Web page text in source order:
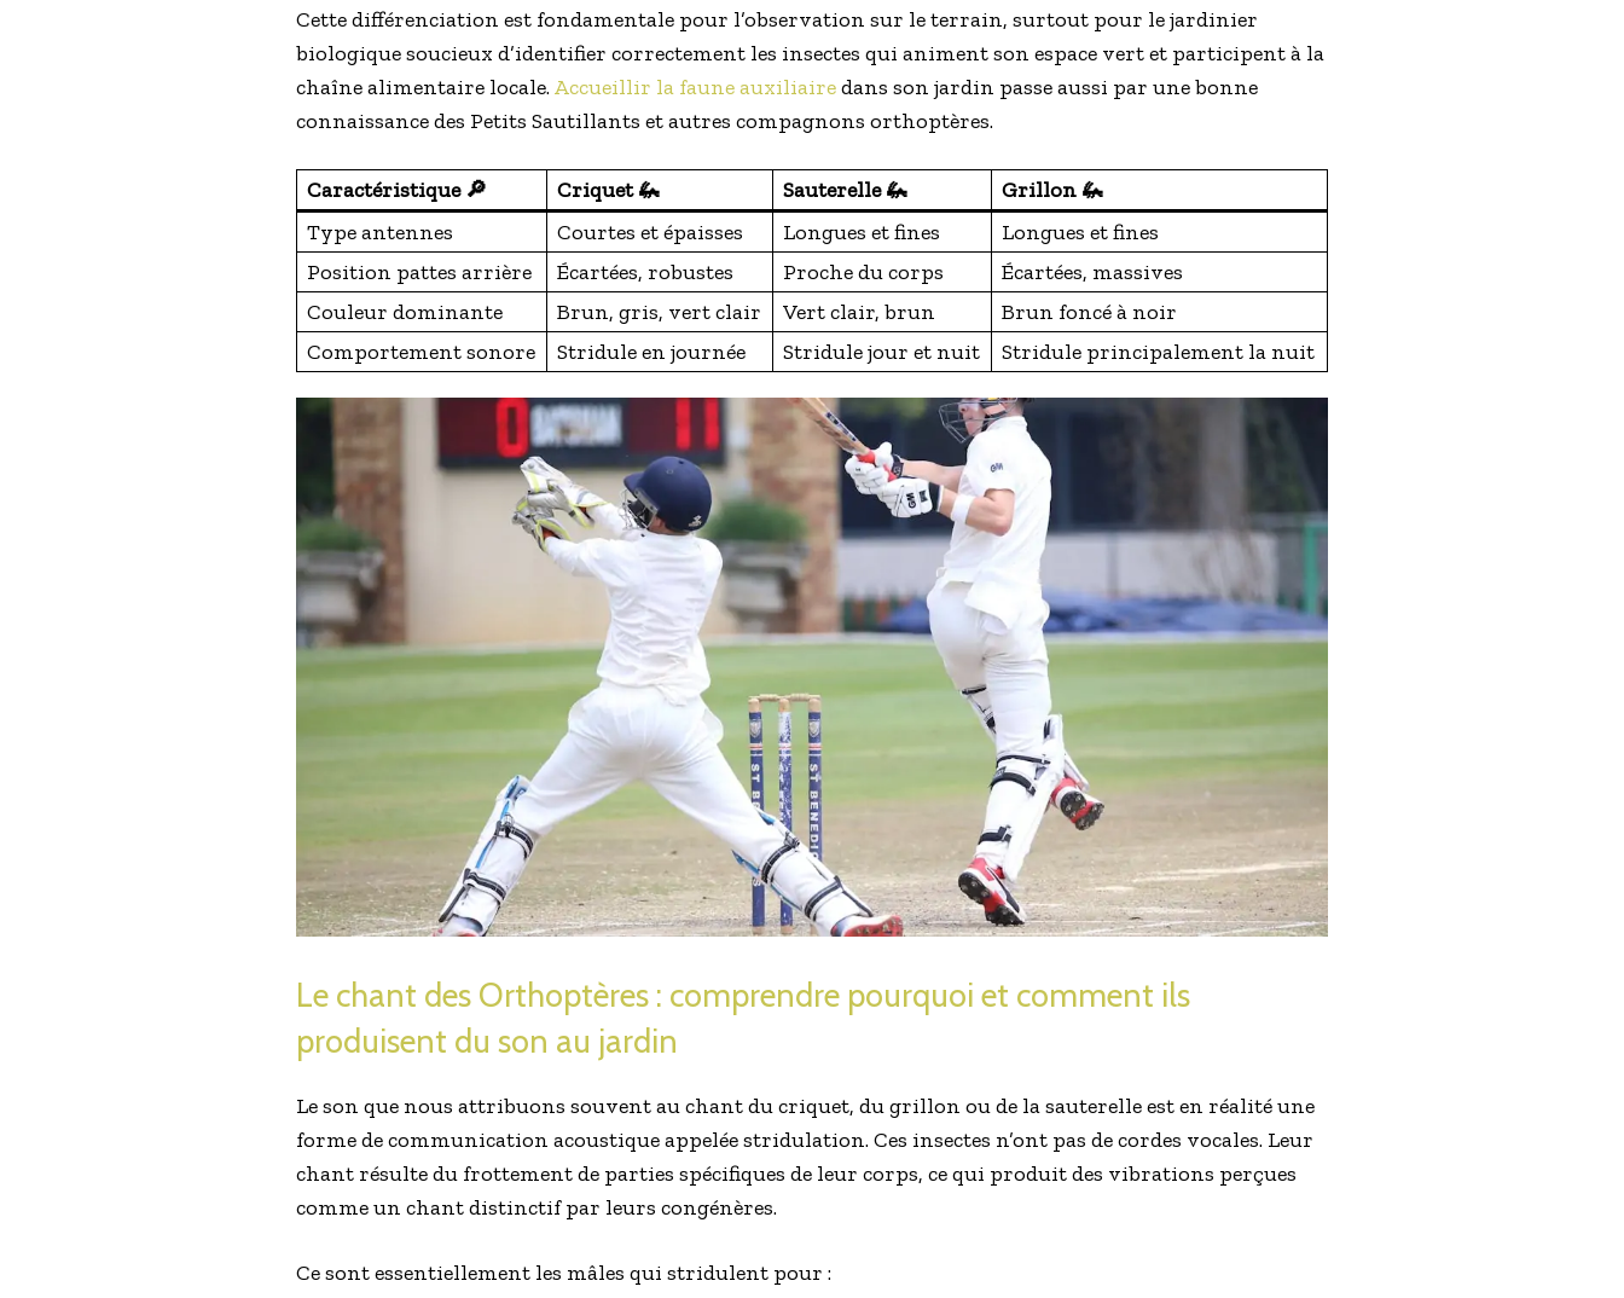
Cette différenciation est fondamentale pour l’observation sur le terrain, surtout pour le jardinier
biologique soucieux d’identifier correctement les insectes qui animent son espace vert et participent à la
chaîne alimentaire locale. Accueillir la faune auxiliairedans son jardin passe aussi par une bonne
connaissance des Petits Sautillants et autres compagnons orthoptères.
Caractéristique 🔎 Criquet 🦗 Sauterelle 🦗
Grillon 🦗
Type antennes
Courtes et épaisses Longues et fines
Longues et fines
Position pattes arrière
Écartées, robustes Proche du corps
Écartées, massives
Couleur dominante
Brun, gris, vert clair Vert clair, brun
Brun foncé à noir
Comportement sonore
Stridule en journée Stridule jour et nuit Stridule principalement la nuit
Le chant des Orthoptères : comprendre pourquoi et comment ils
produisent du son au jardin
Le son que nous attribuons souvent au chant du criquet, du grillon ou de la sauterelle est en réalité une
forme de communication acoustique appelée stridulation. Ces insectes n’ont pas de cordes vocales. Leur
chant résulte du frottement de parties spécifiques de leur corps, ce qui produit des vibrations perçues
comme un chant distinctif par leurs congénères.
Ce sont essentiellement les mâles qui stridulent pour :